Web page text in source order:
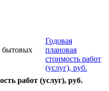
бытовых
Годовая
плановая
стоимость работ
(услуг), руб.
работ (услуг), руб.